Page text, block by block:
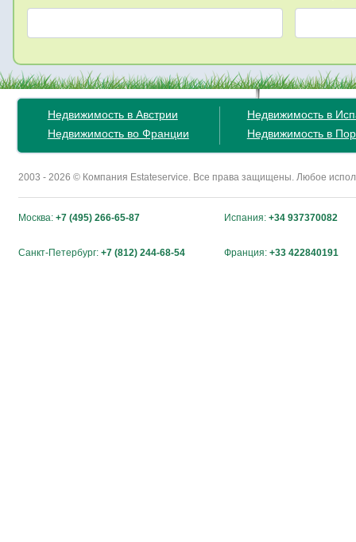
Недвижимость в Австрии
Недвижимость во Франции
Недвижимость в
Недвижимость в
2003 - 2026 © Компания Estateservice. Все права защищены. Любое
Москва: +7 (495) 266-65-87 Испания: +34 937370082
Санкт-Петербург: +7 (812) 244-68-54 Франция: +33 422840191